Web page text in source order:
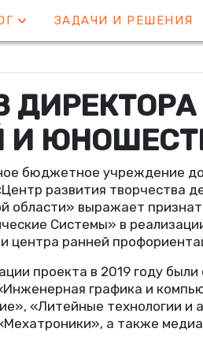
ЗАДАЧИ И РЕШЕНИЯ
ДИРЕКТОРА
И
бюджетное учреждение
Центр развития творчества
области» выражает
Системы» в
центра ранней
проекта в 2019 году
Инженерная графика и
«Литейные технологии и
а также